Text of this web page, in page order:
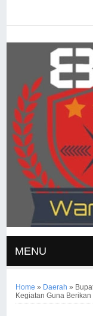
MENU
Home » Daerah »
Kegiatan Guna